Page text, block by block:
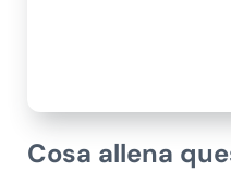
Cosa allena